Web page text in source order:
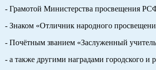
- Грамотой Министерства просвещения
- Знаком «Отличник народного
- Почётным званием «Заслуженный
- а также другими наградами городского и